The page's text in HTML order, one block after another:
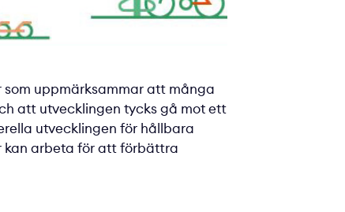
som uppmärksammar att många
att utvecklingen tycks gå mot ett
utvecklingen för hållbara
kan arbeta för att förbättra